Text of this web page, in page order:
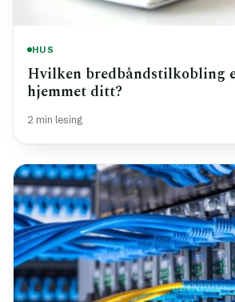
HUS
Hvilken bredbåndstilkobling
hjemmet ditt?
2 min lesing